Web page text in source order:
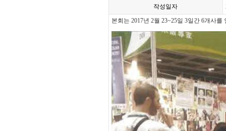
작성일자
본회는 2017년 2월 23~25일 3일간 6개사